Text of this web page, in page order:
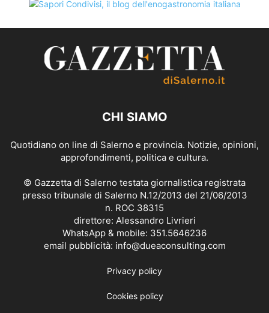
CHI SIAMO
Quotidiano on line di Salerno e provincia. Notizie, opinioni,
approfondimenti, politica e cultura.
© Gazzetta di Salerno testata giornalistica registrata
presso tribunale di Salerno N.12/2013 del 21/06/2013
n. ROC 38315
direttore: Alessandro Livrieri
WhatsApp & mobile: 351.5646236
email pubblicità: info@dueaconsulting.com
Privacy policy
Cookies policy